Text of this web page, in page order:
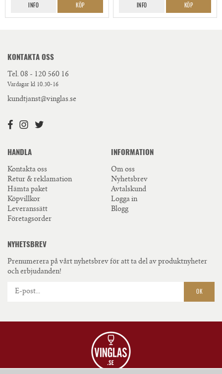
INFO KÖP INFO KÖP
KONTAKTA OSS
Tel. 08 - 120 560 16
Vardagar kl 10.30-16
kundtjanst@vinglas.se
HANDLA
Kontakta oss
Retur & reklamation
Hämta paket
Köpvillkor
Leveranssätt
Företagsorder
INFORMATION
Om oss
Nyhetsbrev
Avtalskund
Logga in
Blogg
NYHETSBREV
Prenumerera på vårt nyhetsbrev för att ta del av produktnyheter
och erbjudanden!
OK